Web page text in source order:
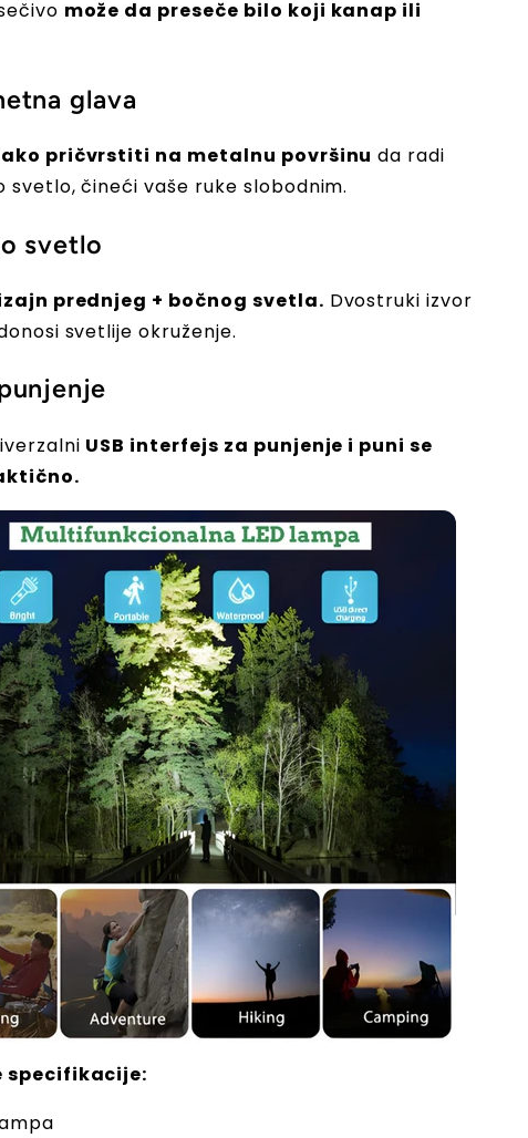
može da preseče bilo koji kanap ili
glava
pričvrstiti na metalnu površinu da radi
svetlo, čineći vaše ruke slobodnim.
svetlo
prednjeg + bočnog svetla. Dvostruki izvor
svetlije okruženje.
USB interfejs za punjenje i puni se
specifikacije: